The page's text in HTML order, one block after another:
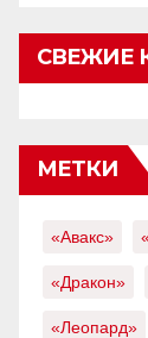
СВЕЖИЕ
МЕТКИ
«Авакс»
«Дракон»
«Леопард»